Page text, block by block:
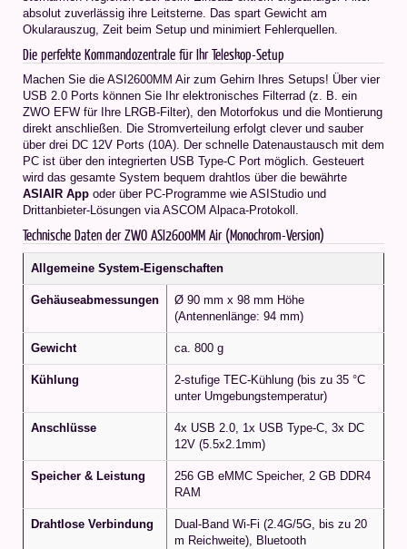
absolut zuverlässig ihre Leitsterne. Das spart Gewicht am
Okularauszug, Zeit beim Setup und minimiert Fehlerquellen.
Die perfekte Kommandozentrale für Ihr Teleskop-Setup
Machen Sie die ASI2600MM Air zum Gehirn Ihres Setups! Über vier
USB 2.0 Ports können Sie Ihr elektronisches Filterrad (z. B. ein
ZWO EFW für Ihre LRGB-Filter), den Motorfokus und die Montierung
direkt anschließen. Die Stromverteilung erfolgt clever und sauber
über drei DC 12V Ports (10A). Der schnelle Datenaustausch mit dem
PC ist über den integrierten USB Type-C Port möglich. Gesteuert
wird das gesamte System bequem drahtlos über die bewährte
ASIAIR App oder über PC-Programme wie ASIStudio und
Drittanbieter-Lösungen via ASCOM Alpaca-Protokoll.
Technische Daten der ZWO ASI2600MM Air (Monochrom-Version)
Allgemeine System-Eigenschaften
Gehäuseabmessungen
Ø 90 mm x 98 mm Höhe
(Antennenlänge: 94 mm)
Gewicht ca. 800 g
Kühlung
2-stufige TEC-Kühlung (bis zu 35 °C
unter Umgebungstemperatur)
Anschlüsse
4x USB 2.0, 1x USB Type-C, 3x DC
12V (5.5x2.1mm)
Speicher & Leistung
256 GB eMMC Speicher, 2 GB DDR4
RAM
Drahtlose Verbindung
Dual-Band Wi-Fi (2.4G/5G, bis zu 20
m Reichweite), Bluetooth